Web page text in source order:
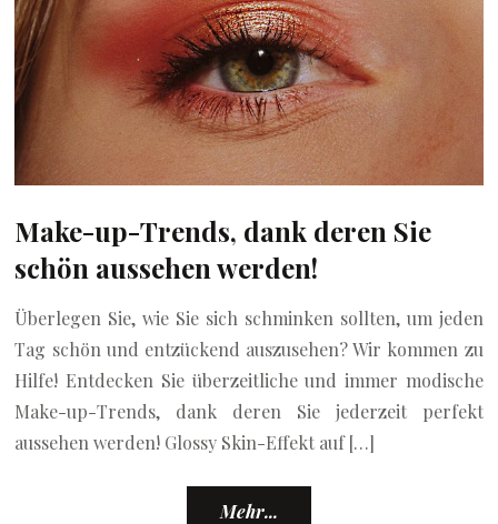
Make-up-Trends, dank deren Sie
schön aussehen werden!
Überlegen Sie, wie Sie sich schminken sollten, um jeden
Tag schön und entzückend auszusehen? Wir kommen zu
Hilfe! Entdecken Sie überzeitliche und immer modische
Make-up-Trends, dank deren Sie jederzeit perfekt
aussehen werden! Glossy Skin-Effekt auf […]
Mehr...